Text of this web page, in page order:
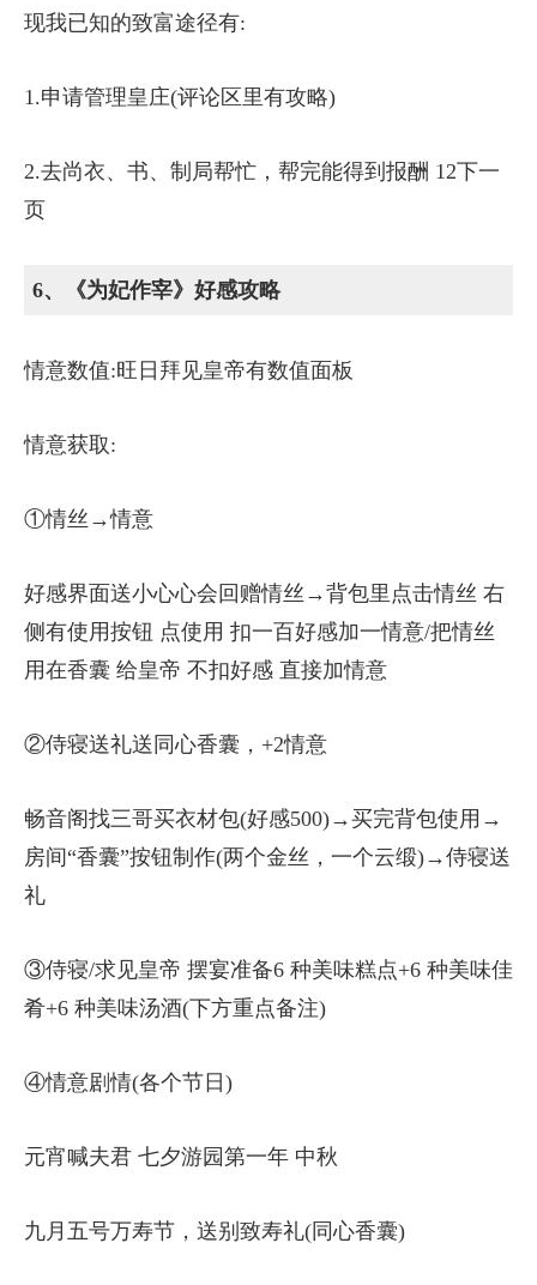
现我已知的致富途径有:
1.申请管理皇庄(评论区里有攻略)
2.去尚衣、书、制局帮忙，帮完能得到报酬 12下一
页
6、《为妃作宰》好感攻略
情意数值:旺日拜见皇帝有数值面板
情意获取:
①情丝→情意
好感界面送小心心会回赠情丝→背包里点击情丝 右
侧有使用按钮 点使用 扣一百好感加一情意/把情丝
用在香囊 给皇帝 不扣好感 直接加情意
②侍寝送礼送同心香囊，+2情意
畅音阁找三哥买衣材包(好感500)→买完背包使用→
房间“香囊”按钮制作(两个金丝，一个云缎)→侍寝送
礼
③侍寝/求见皇帝 摆宴准备6 种美味糕点+6 种美味佳
肴+6 种美味汤酒(下方重点备注)
④情意剧情(各个节日)
元宵喊夫君 七夕游园第一年 中秋
九月五号万寿节，送别致寿礼(同心香囊)